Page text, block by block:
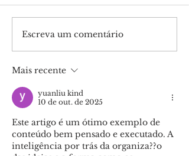
Filma contará a
história do porfeta
Daniel
Escreva um comentário
Mais recente
yuanliu kind
10 de out. de 2025
Este artigo é um ótimo exemplo de
conteúdo bem pensado e executado. A
inteligência por trás da organiza??o